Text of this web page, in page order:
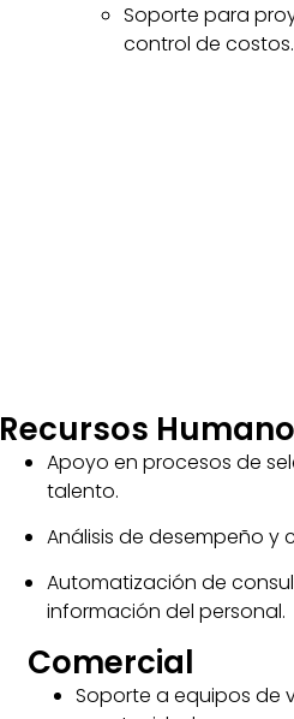
Soporte para
control de costos.
Recursos
Apoyo en procesos de
talento.
Análisis de desempeño y
Automatización de
información del personal.
Comercial
Soporte a equipos de